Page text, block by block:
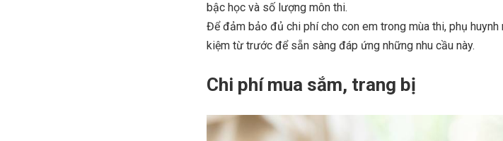
bậc học và số lượng môn thi.
Để đảm bảo đủ chi phí cho con em trong mùa thi, phụ
kiệm từ trước để sẵn sàng đáp ứng những nhu cầu này.
Chi phí mua sắm, trang bị